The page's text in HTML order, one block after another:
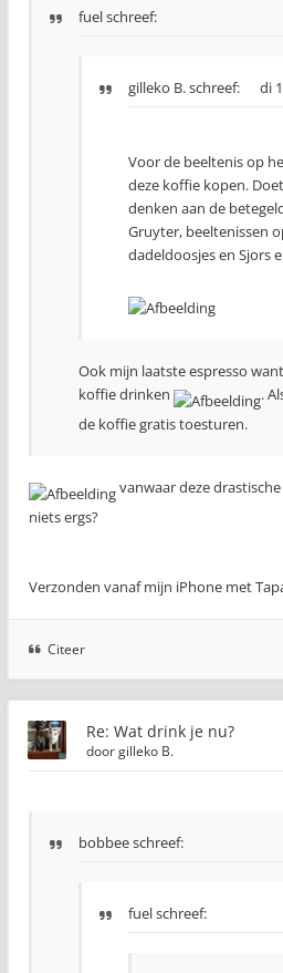
fuel schreef:
gilleko B.schreef: di
Voor de beeltenis op
deze koffie kopen.
denken aan de
Gruyter, beeltenissen
dadeldoosjes en Sjors
Ook mijn laatste espresso
koffie drinken
.
de koffie gratis toesturen.
vanwaar deze
niets ergs?
Verzonden vanaf mijn iPhone met
Citeer
Re: Wat drink je nu?
doorgilleko B.
bobbee schreef:
fuel schreef: